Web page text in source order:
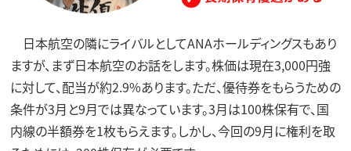
日本航空の隣にライバルとしてANAホールディングスもあり
ますが、まず日本航空のお話をします。株価は現在3,000円強
に対して、配当が約2.9%あります。ただ、優待券をもらうための
条件が3月と9月では異なっています。3月は100株保有で、国
内線の半額券を1枚もらえます。しかし、今回の9月に権利を取